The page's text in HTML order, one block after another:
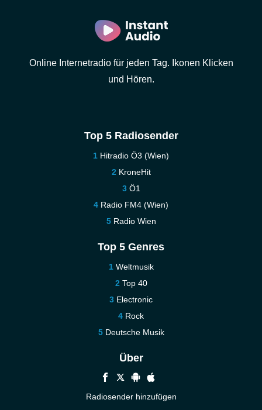
Online Internetradio für jeden Tag. Ikonen Klicken
und Hören.
Top 5 Radiosender
Hitradio Ö3 (Wien)
KroneHit
Ö1
Radio FM4 (Wien)
Radio Wien
Top 5 Genres
Weltmusik
Top 40
Electronic
Rock
Deutsche Musik
Über
Radiosender hinzufügen